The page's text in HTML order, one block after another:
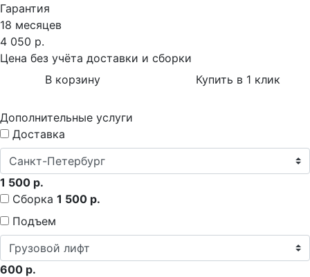
Гарантия
18 месяцев
4 050 р.
Цена без учёта доставки и сборки
В корзину
Купить в 1 клик
Дополнительные услуги
Доставка
1 500 р.
Сборка 1 500 р.
Подъем
600 р.